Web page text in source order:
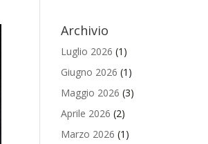
Archivio
Luglio 2026 (1)
Giugno 2026 (1)
Maggio 2026 (3)
Aprile 2026 (2)
Marzo 2026 (1)